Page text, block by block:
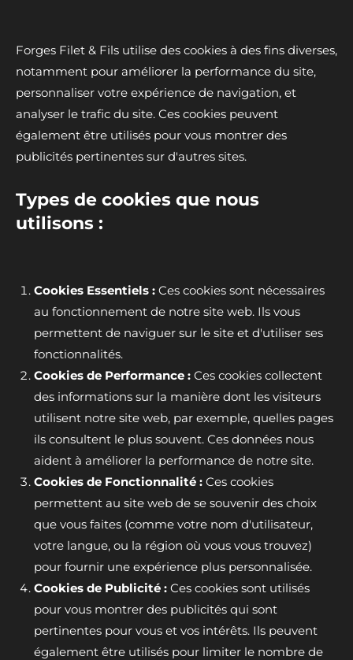
Forges Filet & Fils utilise des cookies à des fins diverses,
notamment pour améliorer la performance du site,
personnaliser votre expérience de navigation, et
analyser le trafic du site. Ces cookies peuvent
également être utilisés pour vous montrer des
publicités pertinentes sur d'autres sites.
Types de cookies que nous
utilisons :
Cookies Essentiels :Ces cookies sont nécessaires
au fonctionnement de notre site web. Ils vous
permettent de naviguer sur le site et d'utiliser ses
fonctionnalités.
Cookies de Performance :Ces cookies collectent
des informations sur la manière dont les visiteurs
utilisent notre site web, par exemple, quelles pages
ils consultent le plus souvent. Ces données nous
aident à améliorer la performance de notre site.
Cookies de Fonctionnalité :Ces cookies
permettent au site web de se souvenir des choix
que vous faites (comme votre nom d'utilisateur,
votre langue, ou la région où vous vous trouvez)
pour fournir une expérience plus personnalisée.
Cookies de Publicité :Ces cookies sont utilisés
pour vous montrer des publicités qui sont
pertinentes pour vous et vos intérêts. Ils peuvent
également être utilisés pour limiter le nombre de